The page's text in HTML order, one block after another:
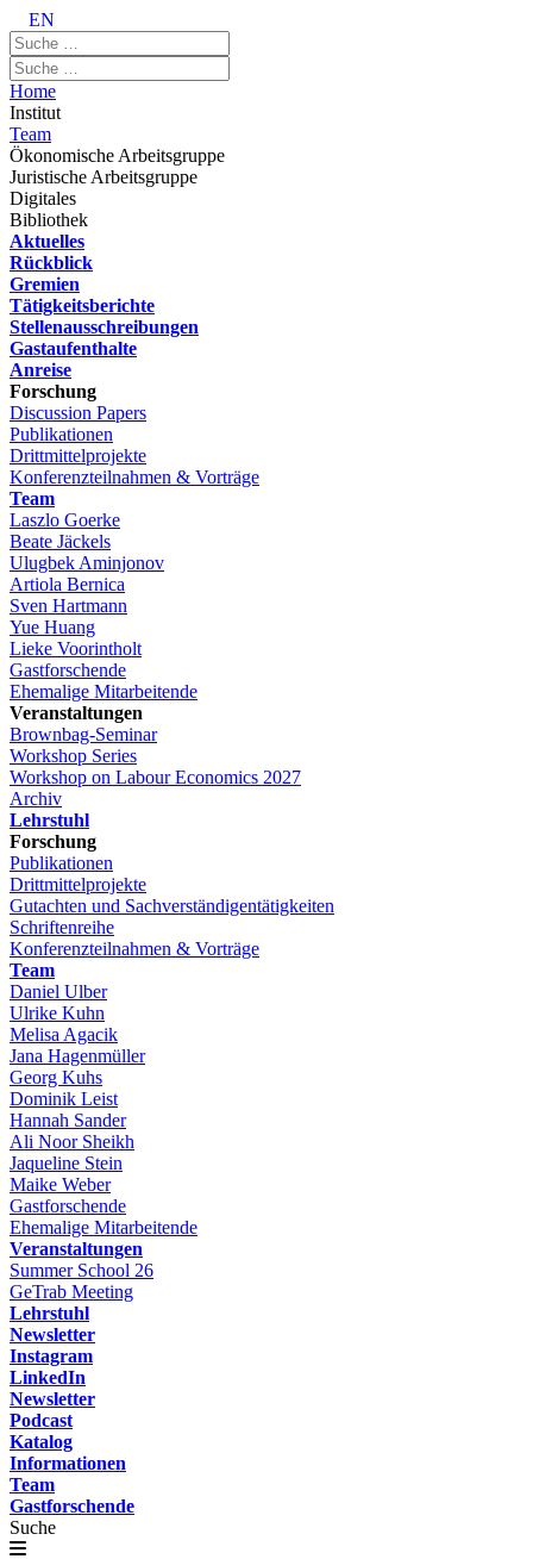
EN
Home
Institut
Team
Ökonomische Arbeitsgruppe
Juristische Arbeitsgruppe
Digitales
Bibliothek
Aktuelles
Rückblick
Gremien
Tätigkeitsberichte
Stellenausschreibungen
Gastaufenthalte
Anreise
Forschung
Discussion Papers
Publikationen
Drittmittelprojekte
Konferenzteilnahmen & Vorträge
Team
Laszlo Goerke
Beate Jäckels
Ulugbek Aminjonov
Artiola Bernica
Sven Hartmann
Yue Huang
Lieke Voorintholt
Gastforschende
Ehemalige Mitarbeitende
Veranstaltungen
Brownbag-Seminar
Workshop Series
Workshop on Labour Economics 2027
Archiv
Lehrstuhl
Forschung
Publikationen
Drittmittelprojekte
Gutachten und Sachverständigentätigkeiten
Schriftenreihe
Konferenzteilnahmen & Vorträge
Team
Daniel Ulber
Ulrike Kuhn
Melisa Agacik
Jana Hagenmüller
Georg Kuhs
Dominik Leist
Hannah Sander
Ali Noor Sheikh
Jaqueline Stein
Maike Weber
Gastforschende
Ehemalige Mitarbeitende
Veranstaltungen
Summer School 26
GeTrab Meeting
Lehrstuhl
Newsletter
Instagram
LinkedIn
Newsletter
Podcast
Katalog
Informationen
Team
Gastforschende
Suche